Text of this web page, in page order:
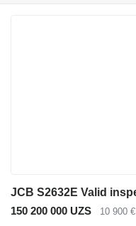
150 200 000 UZS 10 900 €